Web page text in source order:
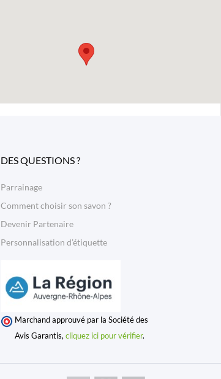
DES QUESTIONS ?
Parrainage
Comment choisir son savon ?
Devenir Partenaire
Personnalisation d’étiquette
Marchand approuvé par la Société des
Avis Garantis, cliquez ici pour vérifier.